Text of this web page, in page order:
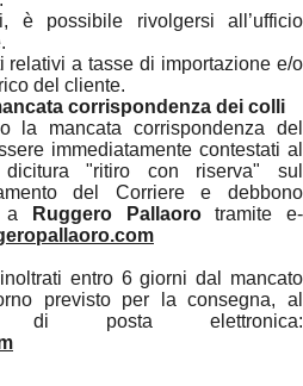
è possibile rivolgersi all’ufficio
relativi a tasse di importazione e/o
del cliente.
corrispondenza dei colli
la mancata corrispondenza del
immediatamente contestati al
"ritiro con riserva" sul
del Corriere e debbono
a
Ruggero Pallaorotramite e-
entro 6 giorni dal mancato
previsto per la consegna, al
di posta elettronica: